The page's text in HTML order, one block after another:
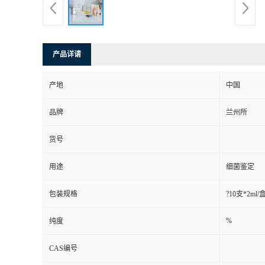
产品详请
产地 中国
品牌 兰州所
货号
用途 细菌鉴定
包装规格 ?10支*2ml/
纯度 %
CAS编号